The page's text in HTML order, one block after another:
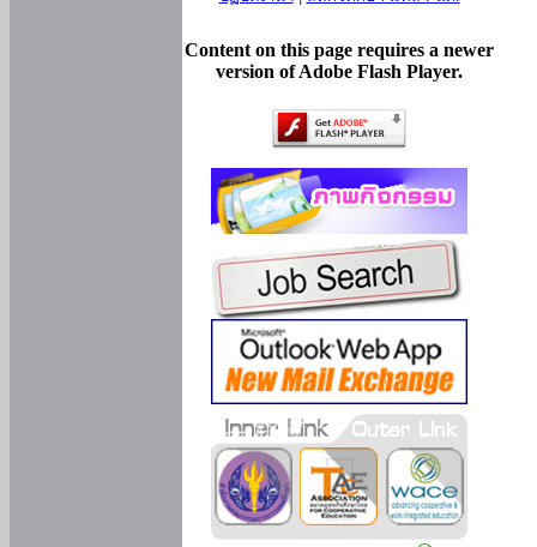
Content on this page requires a newer
version of Adobe Flash Player.